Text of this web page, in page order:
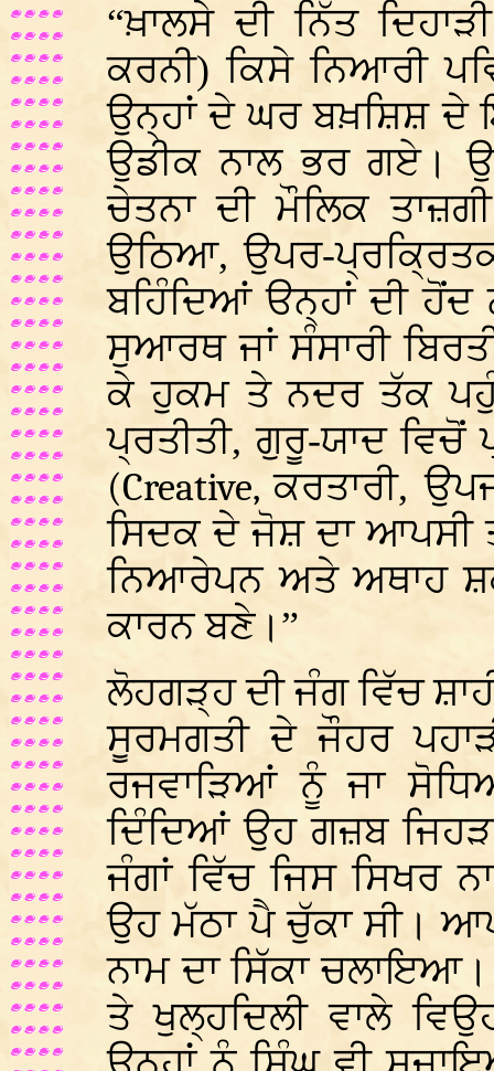
“ਖ਼ਾਲਸੇ ਦੀ ਨਿੱਤ
ਕਰਨੀ) ਕਿਸੇ ਨਿਆਰੀ
ਉਨ੍ਹਾਂ ਦੇ ਘਰ ਬਖ਼ਸ਼ਿਸ਼ ਦੇ
ਉਡੀਕ ਨਾਲ ਭਰ ਗਏ।
ਚੇਤਨਾ ਦੀ ਮੌਲਿਕ
ਉਠਿਆ, ਉਪਰ-
ਬਹਿੰਦਿਆਂ ੳਨ੍ਹਾਂ ਦੀ ਹੋਂਦ
ਸੁਆਰਥ ਜਾਂ ਸੰਸਾਰੀ
ਕੇ ਹੁਕਮ ਤੇ ਨਦਰ ਤੱਕ
ਪ੍ਰਤੀਤੀ, ਗੁਰੂ-ਯਾਦ
(Creative,ਕਰਤਾਰੀ,
ਸਿਦਕ ਦੇ ਜੋਸ਼ ਦਾ ਆਪਸੀ
ਨਿਆਰੇਪਨ ਅਤੇ ਅਥਾਹ
ਕਾਰਨ ਬਣੇ।”
ਲੋਹਗੜ੍ਹ ਦੀ ਜੰਗ ਵਿੱਚ
ਸੂਰਮਗਤੀ ਦੇ ਜੌਹਰ
ਰਜਵਾੜਿਆਂ ਨੂੰ ਜਾ
ਦਿੰਦਿਆਂ ਉਹ ਗਜ਼ਬ
ਜੰਗਾਂ ਵਿੱਚ ਜਿਸ ਸਿਖਰ
ਉਹ ਮੱਠਾ ਪੈ ਚੁੱਕਾ ਸੀ।
ਨਾਮ ਦਾ ਸਿੱਕਾ
ਤੇ ਖੁਲ੍ਹਦਿਲੀ ਵਾਲੇ